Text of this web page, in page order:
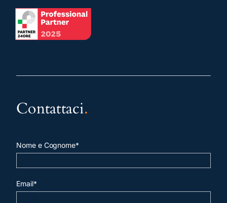
Contattaci.
Nome e Cognome*
Email*